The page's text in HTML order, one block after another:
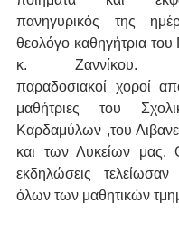
πανηγυρικός της
θεολόγο καθηγήτρια του
κ. Ζαννίκου.
παραδοσιακοί χοροί
μαθήτριες του
Καρδαμύλων ,του
και των Λυκείων μας.
εκδηλώσεις
όλων των μαθητικών